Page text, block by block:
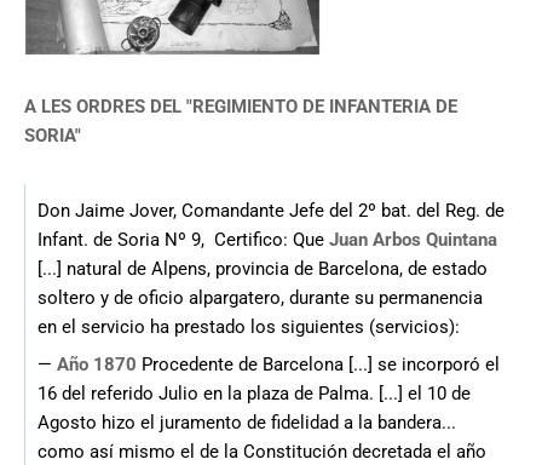
A LES ORDRES DEL "REGIMIENTO DE INFANTERIA DE
SORIA"
Don Jaime Jover, Comandante Jefe del 2º bat. del Reg. de
Infant. de Soria Nº 9, Certifico: Que Juan Arbos Quintana
[...] natural de Alpens, provincia de Barcelona, de estado
soltero y de oficio alpargatero, durante su permanencia
en el servicio ha prestado los siguientes (servicios):
— Año 1870 Procedente de Barcelona [...] se incorporó el
16 del referido Julio en la plaza de Palma. [...] el 10 de
Agosto hizo el juramento de fidelidad a la bandera...
como así mismo el de la Constitución decretada el año